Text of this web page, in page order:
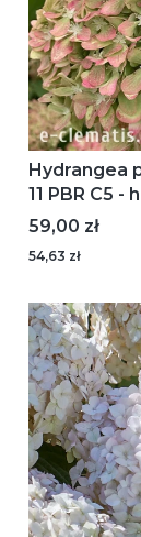
Hydrangea paniculata PIXIO Grhp
11 PBR C5
Cena
59,00 zł
54,63 zł